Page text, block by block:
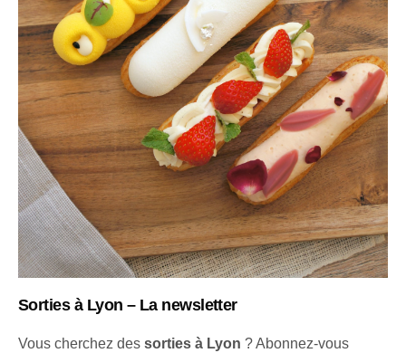
Sorties à Lyon – La newsletter
Vous cherchez dessorties à Lyon ? Abonnez-vous